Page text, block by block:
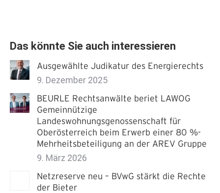
Das könnte Sie auch interessieren
Ausgewählte Judikatur des Energierechts
9. Dezember 2025
BEURLE Rechtsanwälte beriet LAWOG
Gemeinnützige
Landeswohnungsgenossenschaft für
Oberösterreich beim Erwerb einer 80 %-
Mehrheitsbeteiligung an der AREV Gruppe
9. März 2026
Netzreserve neu – BVwG stärkt die Rechte
der Bieter